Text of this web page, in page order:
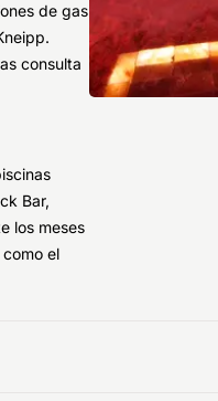
de gas
consulta
Bar,
los meses
el